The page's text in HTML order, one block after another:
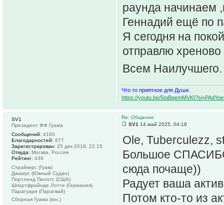
раунда начинаем
Геннадий ещё по
Я сегодня на
отправлю
Всем
Что то приятное для Души.
https://youtu.be/
Re: Общение
SV1 14 май 2025, 04:18
Ole, Tuberculezz,
Большое
сюда почаще))
Радует ваша
Потом кто-то из
SV1
Президент ФФ Гуама
Сообщений: 4160
Благодарностей: 877
Зарегистрирован: 25 дек 2018, 22:15
Откуда: Москва, Россия
Рейтинг: 439
Страйкерс (Гуам)
Джамус (Южный Судан)
Портленд Пилотс (США)
Шпортфройнде Лотте (Германия)
Парагуари (Парагвай)
Сборная Гуама (юн.)